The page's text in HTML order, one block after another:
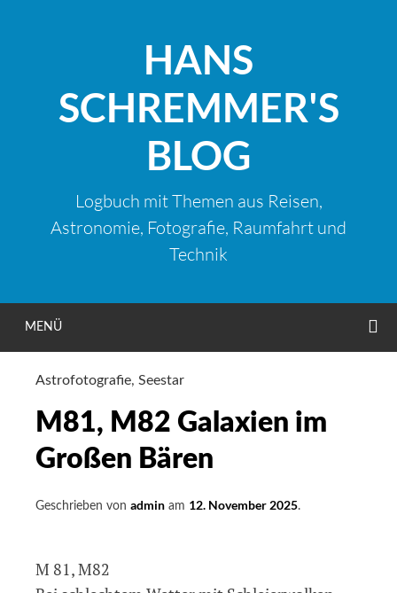
HANS
SCHREMMER'S
BLOG
Logbuch mit Themen aus Reisen,
Astronomie, Fotografie, Raumfahrt und
Technik
MENÜ
Astrofotografie, Seestar
M81, M82 Galaxien im
Großen Bären
Geschrieben von admin am 12. November 2025.
M 81, M82